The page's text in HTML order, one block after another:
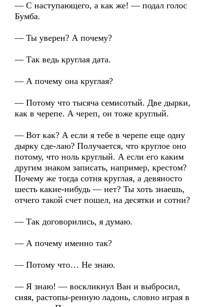
— С наступающего, а как же! — подал голос
Бумба.
— Ты уверен? А почему?
— Так ведь круглая дата.
— А почему она круглая?
— Потому что тысяча семисотый. Две дырки,
как в черепе. А череп, он тоже круглый.
— Вот как? А если я тебе в черепе еще одну
дырку сде-лаю? Получается, что круглое оно
потому, что ноль круглый. А если его каким
другим знаком записать, например, крестом?
Почему же тогда сотня круглая, а девяносто
шесть какие-нибудь — нет? Ты хоть знаешь,
отчего такой счет пошел, на десятки и сотни?
— Так договорились, я думаю.
— А почему именно так?
— Потому что… Не знаю.
— Я знаю! — воскликнул Ван и выбросил,
сияя, растопы-ренную ладонь, словно играя в